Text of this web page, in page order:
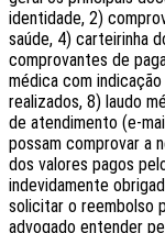
identidade, 2)
saúde, 4) carteirinha
comprovantes de
médica com
realizados, 8) laudo
de atendimento (e-
possam comprovar a
dos valores pagos
indevidamente
solicitar o reembolso
advogado entender